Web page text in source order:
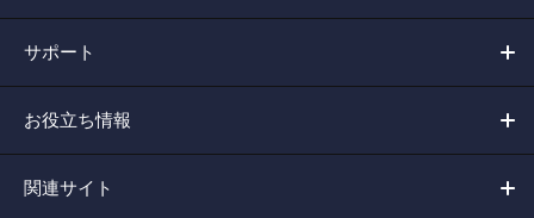
サポート
お役立ち情報
関連サイト